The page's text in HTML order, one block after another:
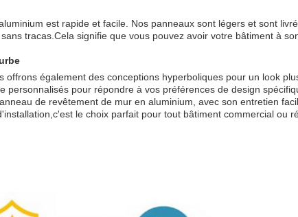
est rapide et facile. Nos panneaux sont légers et sont
tracas.Cela signifie que vous pouvez avoir votre bâtiment à
offrons également des conceptions hyperboliques pour un look
pour répondre à vos préférences de design
de revêtement de mur en aluminium, avec son entretien
le choix parfait pour tout bâtiment commercial ou